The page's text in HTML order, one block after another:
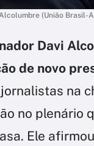
(União Brasil-
Davi
de novo
na
no plenário
Ele